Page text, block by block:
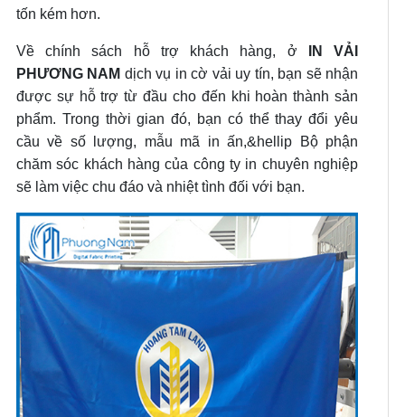
tốn kém hơn.
Về chính sách hỗ trợ khách hàng, ở
IN VẢI
PHƯƠNG NAM dịch vụ in cờ vải uy tín, bạn sẽ nhận
được sự hỗ trợ từ đầu cho đến khi hoàn thành sản
phẩm. Trong thời gian đó, bạn có thể thay đổi yêu
cầu về số lượng, mẫu mã in ấn,&hellip Bộ phận
chăm sóc khách hàng của công ty in chuyên nghiệp
sẽ làm việc chu đáo và nhiệt tình đối với bạn.